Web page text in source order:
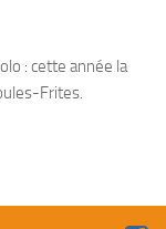
: cette année la
Frites.